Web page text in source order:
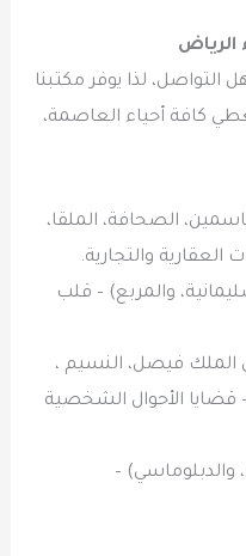
الرياض
لذا يوفر مكتبنا
كافة أحياء العاصمة،
الصحافة، الملقا،
والتجارية.
والمربع) – قلب
الملك فيصل، النسيم ،
– قضايا الأحوال الشخصية
والدبلوماسي) –